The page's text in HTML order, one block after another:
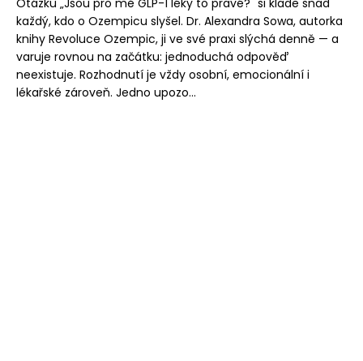
každý, kdo o Ozempicu slyšel. Dr. Alexandra Sowa, autorka
knihy Revoluce Ozempic, ji ve své praxi slýchá denně — a
varuje rovnou na začátku: jednoduchá odpověď
neexistuje. Rozhodnutí je vždy osobní, emocionální i
lékařské zároveň. Jedno upozo...